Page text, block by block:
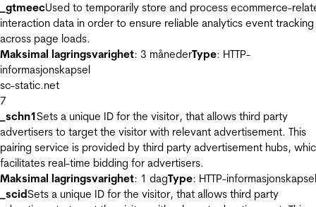
_gtmeecUsed to temporarily store and process ecommerce-
interaction data in order to ensure reliable analytics event tracking
across page loads.
Maksimal lagringsvarighet: 3 månederType: HTTP-
informasjonskapsel
sc-static.net
7
_schn1Sets a unique ID for the visitor, that allows third party
advertisers to target the visitor with relevant advertisement. This
pairing service is provided by third party advertisement hubs,
facilitates real-time bidding for advertisers.
Maksimal lagringsvarighet: 1 dagType: HTTP-informasjonskapsel
_scidSets a unique ID for the visitor, that allows third party